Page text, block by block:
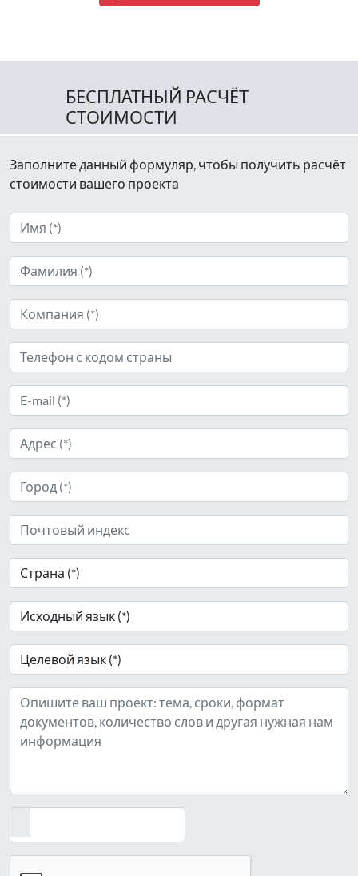
БЕСПЛАТНЫЙ РАСЧЁТ
СТОИМОСТИ
Заполните данный формуляр, чтобы получить расчёт
стоимости вашего проекта